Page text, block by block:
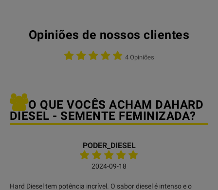
Opiniões de nossos clientes
4 Opiniões
O QUE VOCÊS ACHAM DAHARD
DIESEL - SEMENTE FEMINIZADA?
PODER_DIESEL
2024-09-18
Hard Diesel tem potência incrível. O sabor diesel é intenso e o